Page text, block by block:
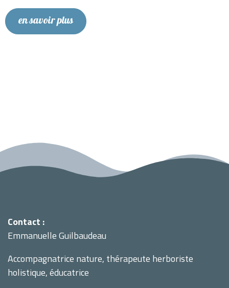
en savoir plus
Contact :
Emmanuelle Guilbaudeau
Accompagnatrice nature, thérapeute herboriste
holistique, éducatrice